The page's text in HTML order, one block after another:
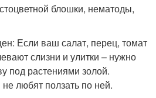
блошки, нематоды,
Если ваш салат, перец, томат
слизни и улитки – нужно
под растениями золой.
любят ползать по ней.